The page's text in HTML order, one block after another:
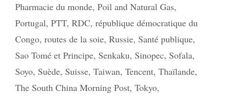
Pharmacie du monde, Poil and Natural Gas,
Portugal, PTT, RDC, république démocratique du
Congo, routes de la soie, Russie, Santé publique,
Sao Tomé et Principe, Senkaku, Sinopec, Sofala,
Soyo, Suède, Suisse, Taiwan, Tencent, Thaïlande,
The South China Morning Post, Tokyo,